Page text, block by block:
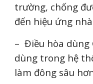
trường, chống
đến hiệu ứng
– Điều hòa dùng
dùng trong hệ
làm đông sâu